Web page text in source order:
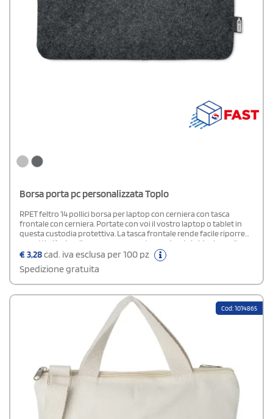
Borsa porta pc personalizzata Toplo
RPET feltro 14 pollici borsa per laptop con cerniera con tasca
frontale con cerniera. Portate con voi il vostro laptop o tablet in
questa custodia protettiva. La tasca frontale rende facile riporre
oggetti più piccoli come penne o note, rendendola ideale per l'uso
in ufficio. La borsa è realizzata in plastica PET riciclata.
€3,28cad. iva esclusa per 100 pz
Spedizione gratuita
Cod: 1014865